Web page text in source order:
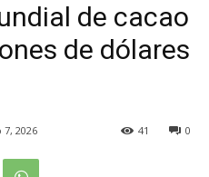
de cacao
de dólares
7, 2026 0
41